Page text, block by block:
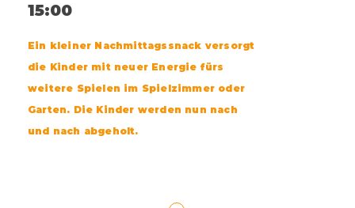
15:00
Ein kleiner Nachmittagssnack versorgt
die Kinder mit neuer Energie fürs
weitere Spielen im Spielzimmer oder
Garten. Die Kinder werden nun nach
und nach abgeholt.